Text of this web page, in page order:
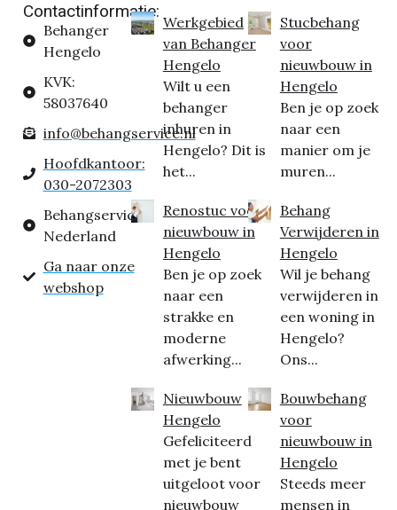
Contactinformatie:
Behanger
Hengelo
KVK:
58037640
info@behangservice.nl
Hoofdkantoor:
030-2072303
Behangservice
Nederland
Ga naar onze
webshop
Werkgebied
van Behanger
Hengelo
Wilt u een
behanger
inhuren in
Hengelo? Dit is
het...
Renostuc voor
nieuwbouw in
Hengelo
Ben je op zoek
naar een
strakke en
moderne
afwerking...
Nieuwbouw
Hengelo
Gefeliciteerd
met je bent
uitgeloot voor
nieuwbouw
Stucbehang
voor
nieuwbouw in
Hengelo
Ben je op zoek
naar een
manier om je
muren...
Behang
Verwijderen in
Hengelo
Wil je behang
verwijderen in
een woning in
Hengelo?
Ons...
Bouwbehang
voor
nieuwbouw in
Hengelo
Steeds meer
mensen in